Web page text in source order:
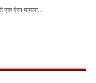
एक ऐसा मामला…